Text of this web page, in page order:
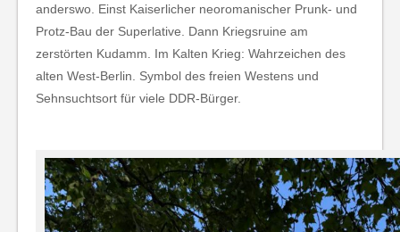
anderswo. Einst Kaiserlicher neoromanischer Prunk- und
Protz-Bau der Superlative. Dann Kriegsruine am
zerstörten Kudamm. Im Kalten Krieg: Wahrzeichen des
alten West-Berlin. Symbol des freien Westens und
Sehnsuchtsort für viele DDR-Bürger.